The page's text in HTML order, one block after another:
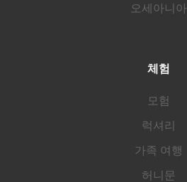
오세아니아
체험
모험
럭셔리
가족 여행
허니문